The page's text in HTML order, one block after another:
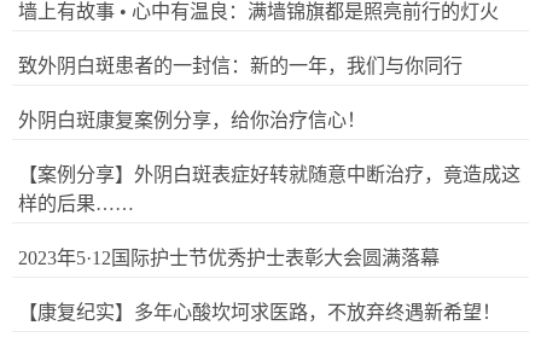
墙上有故事 • 心中有温良：满墙锦旗都是照亮前行的灯火
致外阴白斑患者的一封信：新的一年，我们与你同行
外阴白斑康复案例分享，给你治疗信心！
【案例分享】外阴白斑表症好转就随意中断治疗，竟造成这
样的后果……
2023年5·12国际护士节优秀护士表彰大会圆满落幕
【康复纪实】多年心酸坎坷求医路，不放弃终遇新希望！